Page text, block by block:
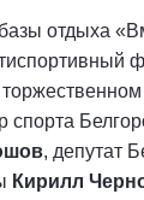
отдыха
спорта
, депутат
Кирилл